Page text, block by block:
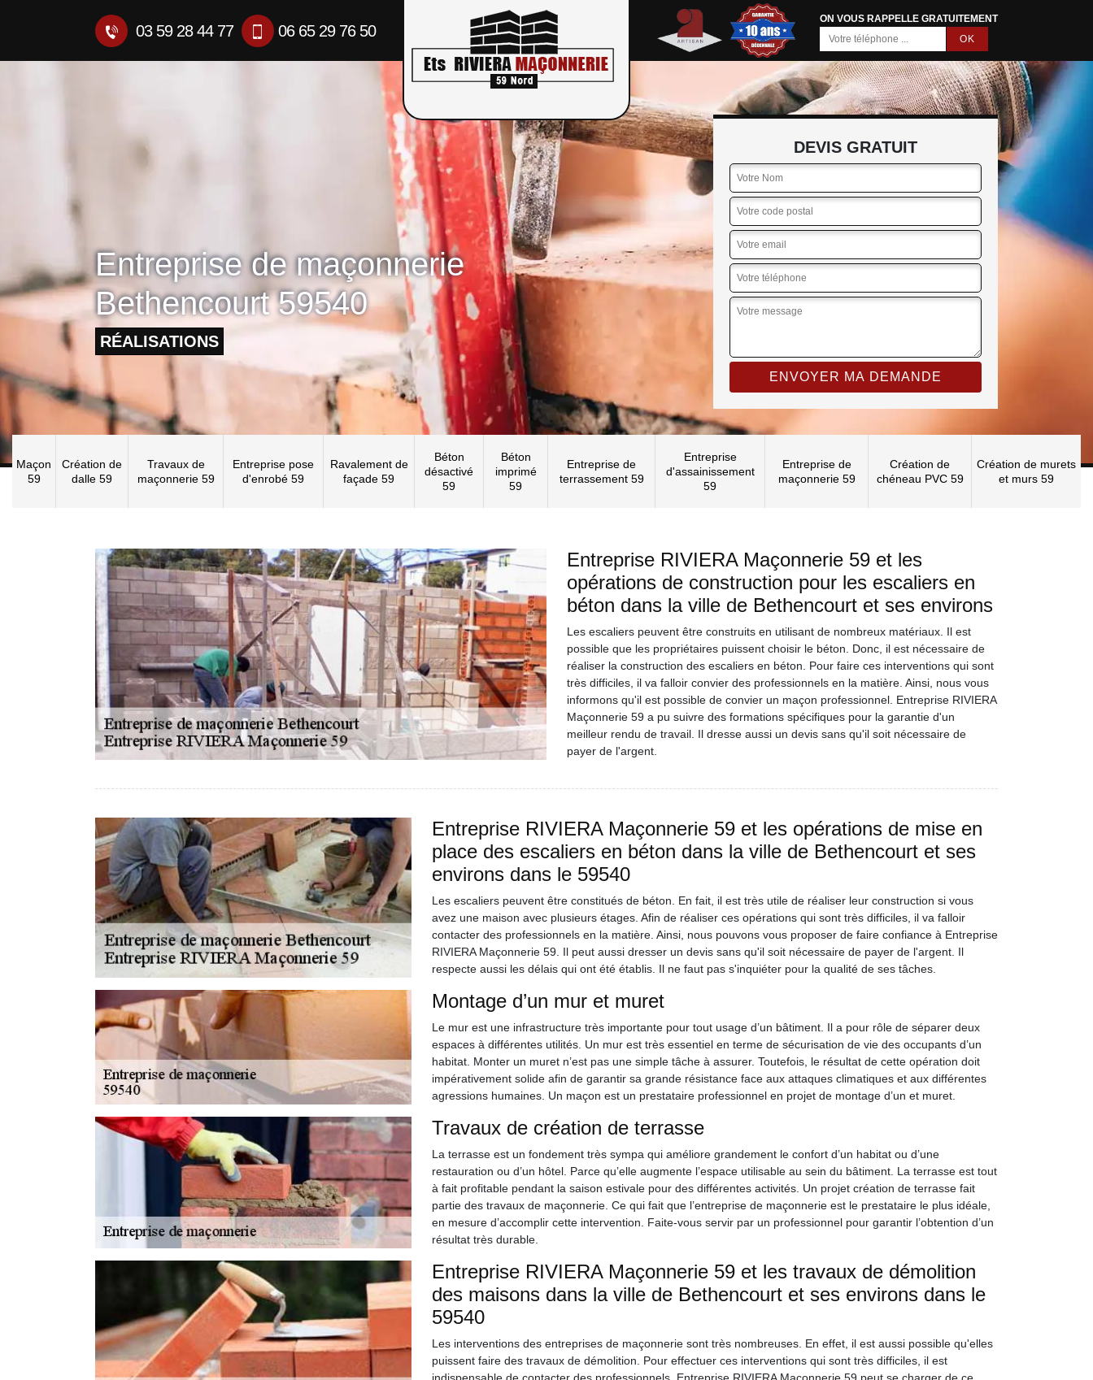
03 59 28 44 77 06 65 29 76 50
ON VOUS RAPPELLE GRATUITEMENT
Entreprise de maçonnerie
Bethencourt 59540
RÉALISATIONS
DEVIS GRATUIT
Maçon
59
Création de
dalle 59
Travaux de
maçonnerie 59
Entreprise pose
d'enrobé 59
Ravalement de
façade 59
Béton
désactivé
59
Béton
imprimé
59
Entreprise de
terrassement 59
Entreprise
d'assainissement
59
Entreprise de
maçonnerie 59
Création de
chéneau PVC 59
Création de murets
et murs 59
Entreprise RIVIERA Maçonnerie 59 et les
opérations de construction pour les escaliers en
béton dans la ville de Bethencourt et ses environs
Les escaliers peuvent être construits en utilisant de nombreux matériaux. Il est
possible que les propriétaires puissent choisir le béton. Donc, il est nécessaire de
réaliser la construction des escaliers en béton. Pour faire ces interventions qui sont
très difficiles, il va falloir convier des professionnels en la matière. Ainsi, nous vous
informons qu'il est possible de convier un maçon professionnel. Entreprise RIVIERA
Maçonnerie 59 a pu suivre des formations spécifiques pour la garantie d'un
meilleur rendu de travail. Il dresse aussi un devis sans qu'il soit nécessaire de
payer de l'argent.
Entreprise RIVIERA Maçonnerie 59 et les opérations de mise en
place des escaliers en béton dans la ville de Bethencourt et ses
environs dans le 59540
Les escaliers peuvent être constitués de béton. En fait, il est très utile de réaliser leur construction si vous
avez une maison avec plusieurs étages. Afin de réaliser ces opérations qui sont très difficiles, il va falloir
contacter des professionnels en la matière. Ainsi, nous pouvons vous proposer de faire confiance à Entreprise
RIVIERA Maçonnerie 59. Il peut aussi dresser un devis sans qu'il soit nécessaire de payer de l'argent. Il
respecte aussi les délais qui ont été établis. Il ne faut pas s'inquiéter pour la qualité de ses tâches.
Montage d’un mur et muret
Le mur est une infrastructure très importante pour tout usage d’un bâtiment. Il a pour rôle de séparer deux
espaces à différentes utilités. Un mur est très essentiel en terme de sécurisation de vie des occupants d’un
habitat. Monter un muret n’est pas une simple tâche à assurer. Toutefois, le résultat de cette opération doit
impérativement solide afin de garantir sa grande résistance face aux attaques climatiques et aux différentes
agressions humaines. Un maçon est un prestataire professionnel en projet de montage d’un et muret.
Travaux de création de terrasse
La terrasse est un fondement très sympa qui améliore grandement le confort d’un habitat ou d’une
restauration ou d’un hôtel. Parce qu’elle augmente l’espace utilisable au sein du bâtiment. La terrasse est tout
à fait profitable pendant la saison estivale pour des différentes activités. Un projet création de terrasse fait
partie des travaux de maçonnerie. Ce qui fait que l’entreprise de maçonnerie est le prestataire le plus idéale,
en mesure d’accomplir cette intervention. Faite-vous servir par un professionnel pour garantir l’obtention d’un
résultat très durable.
Entreprise RIVIERA Maçonnerie 59 et les travaux de démolition
des maisons dans la ville de Bethencourt et ses environs dans le
59540
Les interventions des entreprises de maçonnerie sont très nombreuses. En effet, il est aussi possible qu'elles
puissent faire des travaux de démolition. Pour effectuer ces interventions qui sont très difficiles, il est